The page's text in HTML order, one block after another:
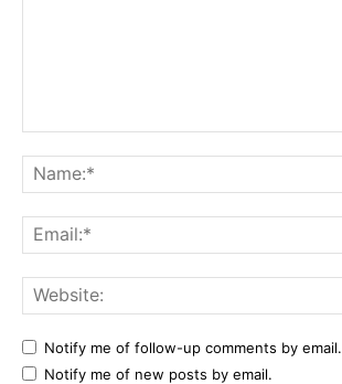
Notify me of follow-up comments by email.
Notify me of new posts by email.